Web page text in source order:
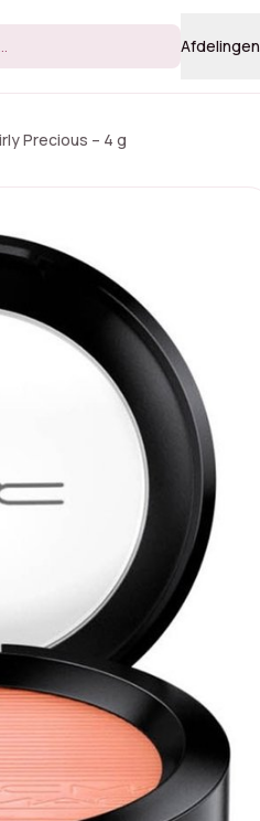
Afdelingen
Precious – 4 g